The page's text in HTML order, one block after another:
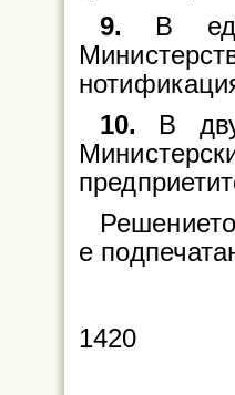
9. В
10. В
е
1420